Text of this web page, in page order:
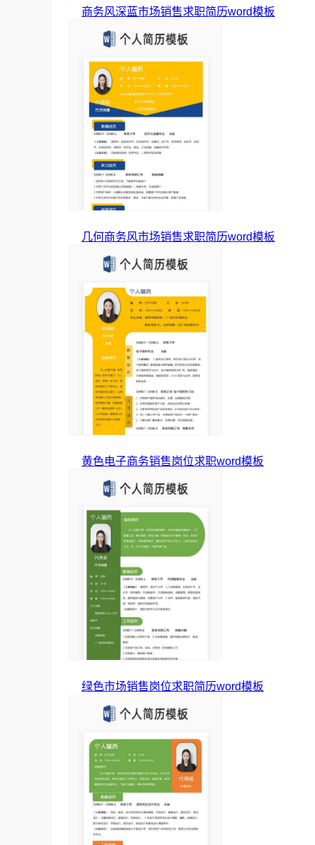
商务风深蓝市场销售求职简历word模板
几何商务风市场销售求职简历word模板
黄色电子商务销售岗位求职word模板
绿色市场销售岗位求职简历word模板